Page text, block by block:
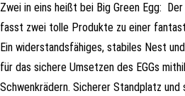
Zwei in eins heißt bei Big Green Egg:
fasst zwei tolle Produkte zu einer
Ein widerstandsfähiges, stabiles Nest
für das sichere Umsetzen des EGGs
Schwenkrädern. Sicherer Standplatz